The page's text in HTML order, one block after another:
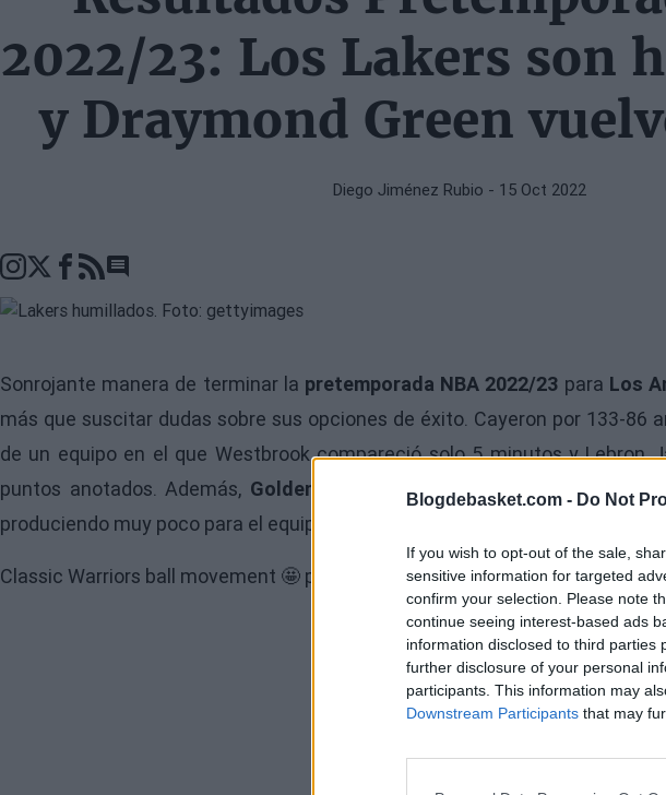
Blogdebasket.com - Do Not
If you wish to opt-out of the sale,
sensitive information for targeted
confirm your selection. Please note
continue seeing interest-based ads
information disclosed to third parties
further disclosure of your personal
participants. This information may
Downstream Participants that may
2022/23: Los Lakers son
y Draymond Green
Diego Jiménez Rubio - 15 Oct 2022
Go to comments seciton
Sonrojante manera de terminar la pretemporada NBA 2022/23 para Los
más que suscitar dudas sobre sus opciones de éxito. Cayeron por 133-86
de un equipo en el que Westbrook compareció solo 5 minutos y Lebron
puntos anotados. Además, Golden State Warriors también cayó, por
produciendo muy poco para el equipo.
Classic Warriors ball movement 🤩 pic.twitter.com/zWMwlTSXcS